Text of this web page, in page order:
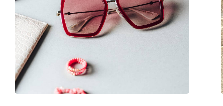
Modă
Cod:
MMI 0018/S 2M2